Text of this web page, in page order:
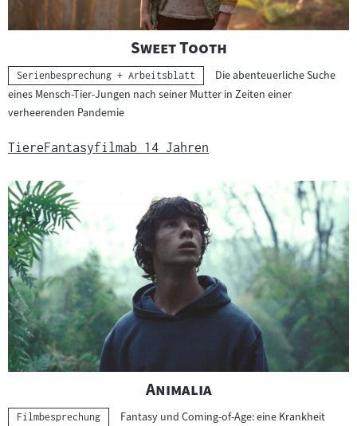
"
Sweet Tooth"
Kategorie:
Serienbesprechung + Arbeitsblatt
Die abenteuerliche Suche
eines Mensch-Tier-Jungen nach seiner Mutter in Zeiten einer
verheerenden Pandemie
TiereFantasyfilmab 14 Jahren
"
Animalia"
Kategorie:
Filmbesprechung
Fantasy und Coming-of-Age: eine Krankheit